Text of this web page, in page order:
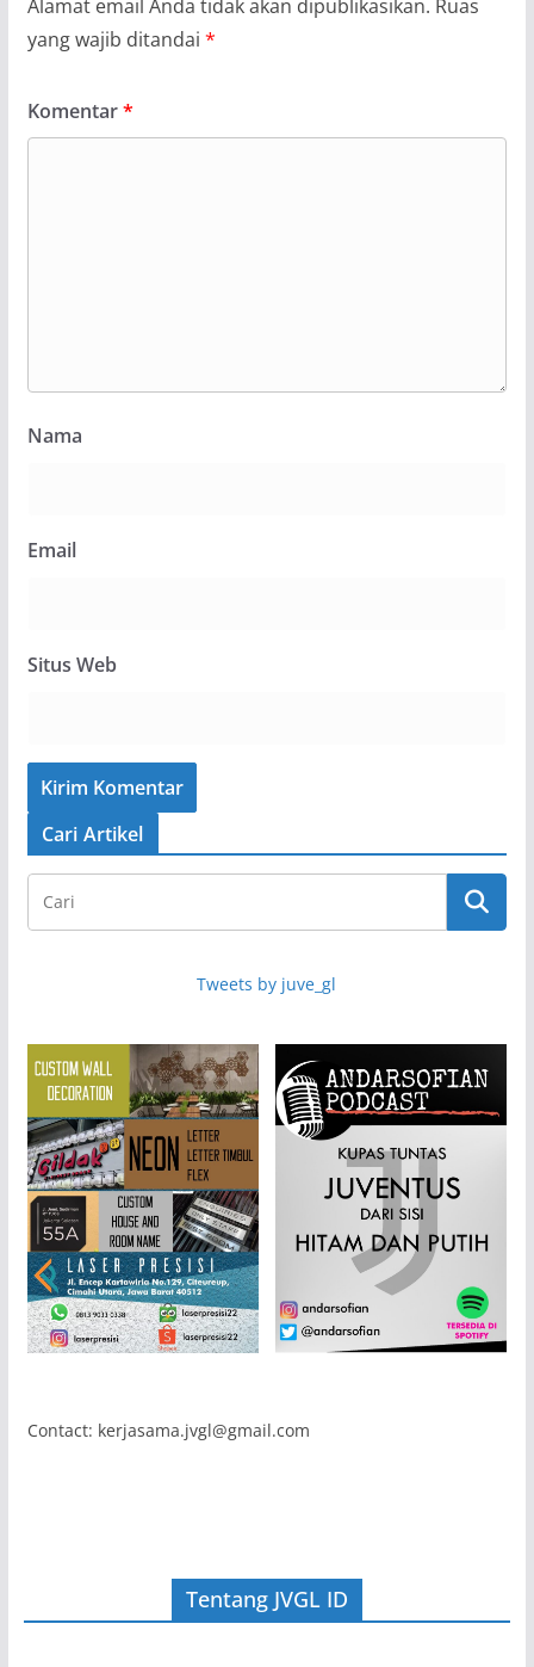
Alamat email Anda tidak akan dipublikasikan. Ruas
yang wajib ditandai *
Komentar*
Nama
Email
Situs Web
Cari Artikel
Tweets by juve_gl
Contact: kerjasama.jvgl@gmail.com
Tentang JVGL ID